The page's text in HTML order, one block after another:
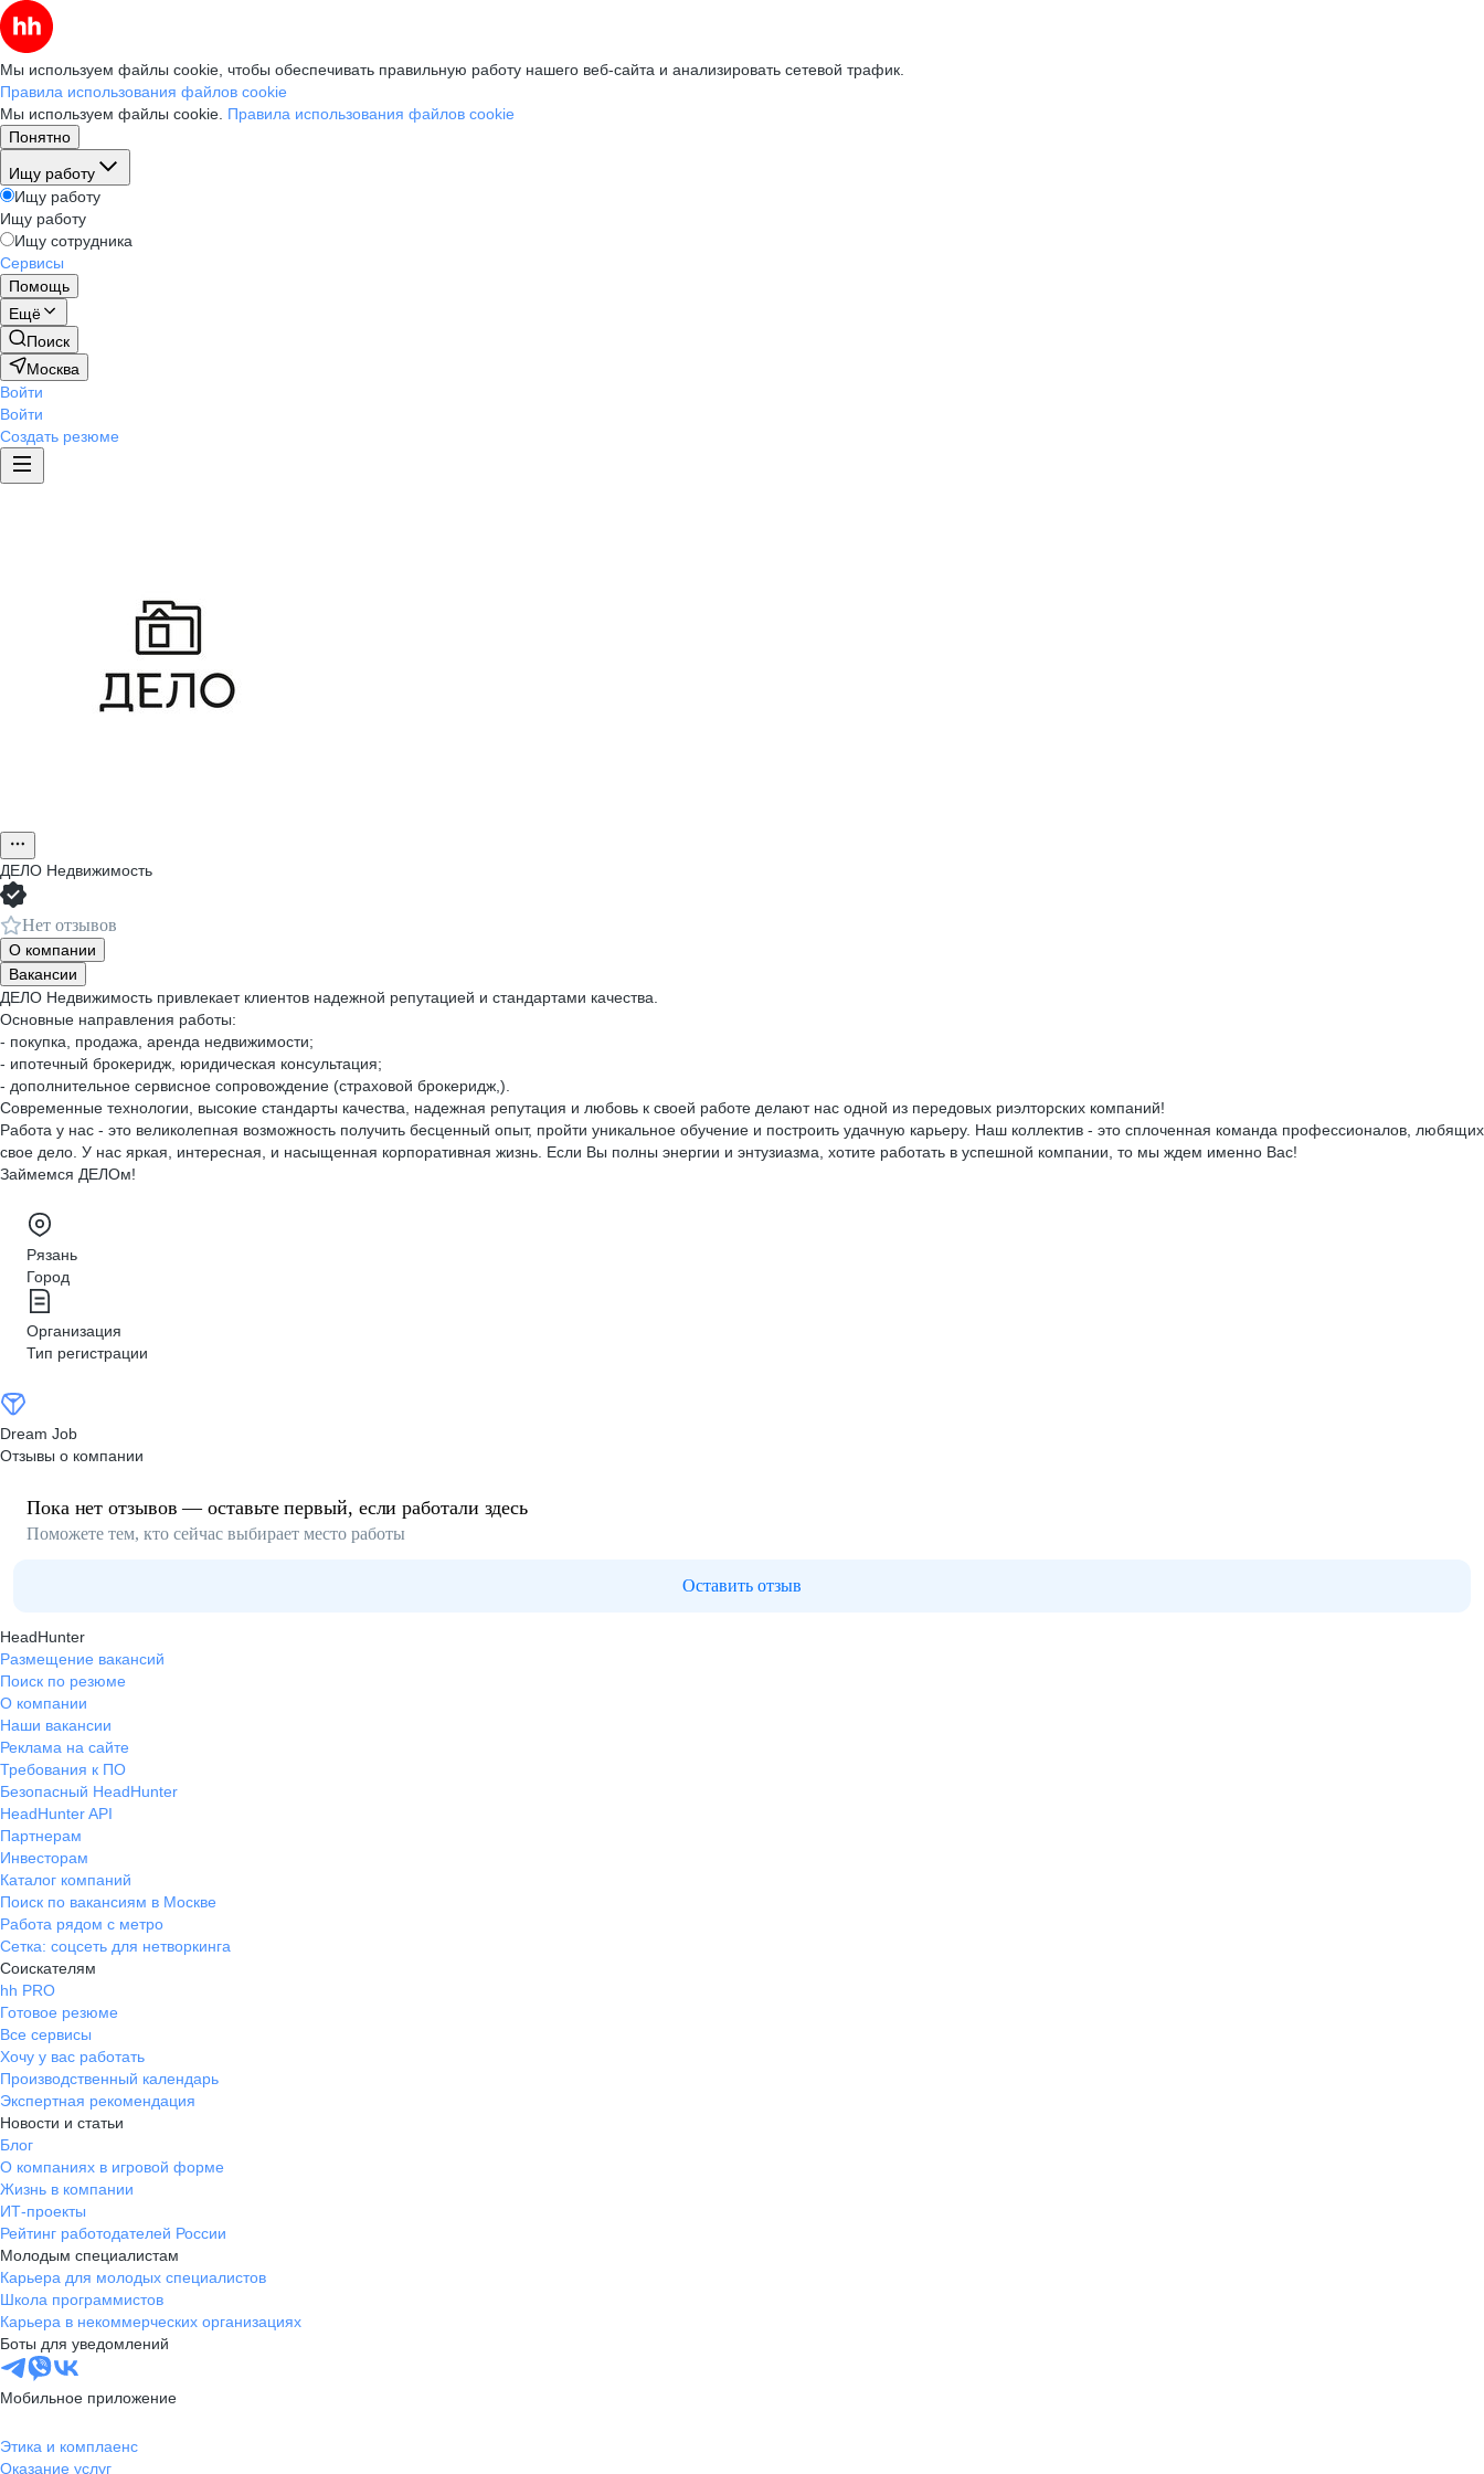
Мы используем файлы cookie, чтобы обеспечивать правильную работу нашего веб-сайта и анализировать сетевой трафик.
Правила использования файлов cookie
Мы используем файлы cookie. Правила использования файлов cookie
Понятно
Ищу работу
Ищу работу
Ищу работу
Ищу сотрудника
Сервисы
Помощь
Ещё
Поиск
Москва
Войти
Войти
Создать резюме
ДЕЛО Недвижимость
Нет отзывов
О компании
Вакансии
ДЕЛО Недвижимость привлекает клиентов надежной репутацией и стандартами качества.
Основные направления работы:
- покупка, продажа, аренда недвижимости;
- ипотечный брокеридж, юридическая консультация;
- дополнительное сервисное сопровождение (страховой брокеридж,).
Современные технологии, высокие стандарты качества, надежная репутация и любовь к своей работе делают нас одной из передовых риэлторских компаний!
Работа у нас - это великолепная возможность получить бесценный опыт, пройти уникальное обучение и построить удачную карьеру. Наш коллектив - это сплоченная команда профессионалов, любящих
свое дело. У нас яркая, интересная, и насыщенная корпоративная жизнь. Если Вы полны энергии и энтузиазма, хотите работать в успешной компании, то мы ждем именно Вас!
Займемся ДЕЛОм!
Рязань
Город
Организация
Тип регистрации
Dream Job
Отзывы о компании
Пока нет отзывов — оставьте первый, если работали здесь
Поможете тем, кто сейчас выбирает место работы
Оставить отзыв
HeadHunter
Размещение вакансий
Поиск по резюме
О компании
Наши вакансии
Реклама на сайте
Требования к ПО
Безопасный HeadHunter
HeadHunter API
Партнерам
Инвесторам
Каталог компаний
Поиск по вакансиям в Москве
Работа рядом с метро
Сетка: соцсеть для нетворкинга
Соискателям
hh PRO
Готовое резюме
Все сервисы
Хочу у вас работать
Производственный календарь
Экспертная рекомендация
Новости и статьи
Блог
О компаниях в игровой форме
Жизнь в компании
ИТ-проекты
Рейтинг работодателей России
Молодым специалистам
Карьера для молодых специалистов
Школа программистов
Карьера в некоммерческих организациях
Боты для уведомлений
Мобильное приложение
Этика и комплаенс
Оказание услуг